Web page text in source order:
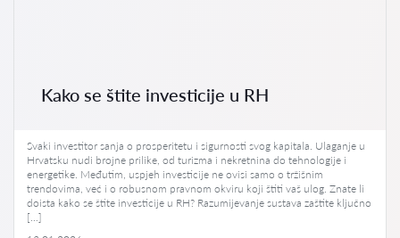
Kako se štite investicije u RH
Svaki investitor sanja o prosperitetu i sigurnosti svog kapitala. Ulaganje u
Hrvatsku nudi brojne prilike, od turizma i nekretnina do tehnologije i
energetike. Međutim, uspjeh investicije ne ovisi samo o tržišnim
trendovima, već i o robusnom pravnom okviru koji štiti vaš ulog. Znate li
doista kako se štite investicije u RH? Razumijevanje sustava zaštite ključno
[…]